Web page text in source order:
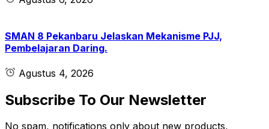
SMAN 8 Pekanbaru Jelaskan Mekanisme PJJ,
Pembelajaran Daring.
Agustus 4, 2026
Subscribe To Our Newsletter
No spam, notifications only about new products,